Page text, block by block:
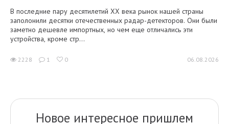
В последние пару десятилетий XX века рынок нашей страны
заполонили десятки отечественных радар-детекторов. Они были
заметно дешевле импортных, но чем еще отличались эти
устройства, кроме стр...
2228 1 0 06.08.2026
Новое интересное пришлем